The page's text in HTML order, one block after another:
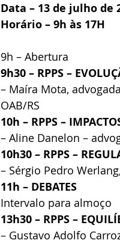
Data – 13 de julho de
Horário – 9h às 17H
9h – Abertura
9h30 – RPPS –
– Maíra Mota,
OAB/RS
10h – RPPS –
– Aline Danelon –
10h30 – RPPS –
– Sérgio Pedro
11h – DEBATES
Intervalo para almoço
13h30 – RPPS –
– Gustavo Adolfo